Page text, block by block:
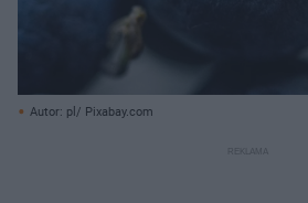
Autor: pl/ Pixabay.com